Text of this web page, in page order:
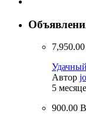
Автор
5
900.00